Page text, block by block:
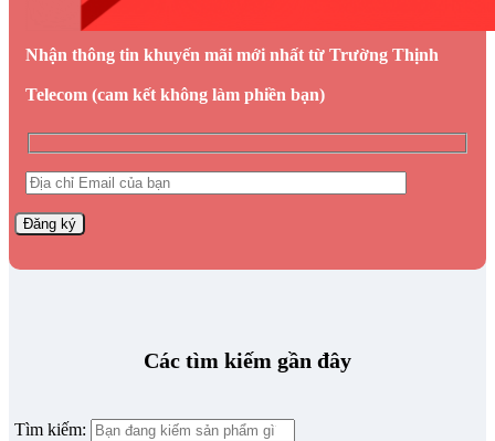
Nhận thông tin khuyến mãi mới nhất từ Trường Thịnh
Telecom (cam kết không làm phiền bạn)
Các tìm kiếm gần đây
Tìm kiếm: